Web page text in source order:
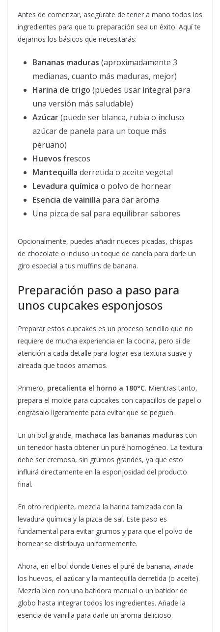
Antes de comenzar, asegúrate de tener a mano todos los
ingredientes para que tu preparación sea un éxito. Aquí te
dejamos los básicos que necesitarás:
Bananas maduras (aproximadamente 3
medianas, cuanto más maduras, mejor)
Harina de trigo (puedes usar integral para
una versión más saludable)
Azúcar(puede ser blanca, rubia o incluso
azúcar de panela para un toque más
peruano)
Huevos frescos
Mantequilla derretida o aceite vegetal
Levadura química o polvo de hornear
Esencia de vainilla para dar aroma
Una pizca de sal para equilibrar sabores
Opcionalmente, puedes añadir nueces picadas, chispas
de chocolate o incluso un toque de canela para darle un
giro especial a tus muffins de banana.
Preparación paso a paso para
unos cupcakes esponjosos
Preparar estos cupcakes es un proceso sencillo que no
requiere de mucha experiencia en la cocina, pero sí de
atención a cada detalle para lograr esa textura suave y
aireada que todos amamos.
Primero, precalienta el horno a 180°C. Mientras tanto,
prepara el molde para cupcakes con capacillos de papel o
engrásalo ligeramente para evitar que se peguen.
En un bol grande, machaca las bananas maduras con
un tenedor hasta obtener un puré homogéneo. La textura
debe ser cremosa, sin grumos grandes, ya que esto
influirá directamente en la esponjosidad del producto
final.
En otro recipiente, mezcla la harina tamizada con la
levadura química y la pizca de sal. Este paso es
fundamental para evitar grumos y para que el polvo de
hornear se distribuya uniformemente.
Ahora, en el bol donde tienes el puré de banana, añade
los huevos, el azúcar y la mantequilla derretida (o aceite).
Mezcla bien con una batidora manual o un batidor de
globo hasta integrar todos los ingredientes. Añade la
esencia de vainilla para darle un aroma delicioso.